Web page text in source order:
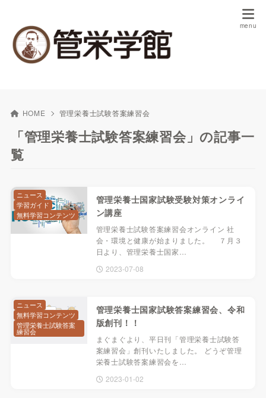
HOME 管理栄養士試験答案練習会
「管理栄養士試験答案練習会」の記事一
覧
管理栄養士国家試験受験対策オンライ
ン講座
管理栄養士試験答案練習会オンライン 社
会・環境と健康が始まりました。 ７月３
日より、管理栄養士国家…
2023-07-08
ニュース
学習ガイド
無料学習コンテンツ
管理栄養士国家試験答案練習会、令和
版創刊！！
まぐまぐより、平日刊「管理栄養士試験答
案練習会」創刊いたしました。 どうぞ管理
栄養士試験答案練習会を…
2023-01-02
ニュース
無料学習コンテンツ
管理栄養士試験答案
練習会